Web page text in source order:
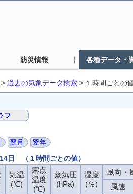
防災情報 各種データ・
> 過去の気象データ検索 > １時間ごとの
日 （１時間ごとの値）
気温
(℃)
露点
温度
(℃)
蒸気圧
(hPa)
湿度
(％)
風向・
風速